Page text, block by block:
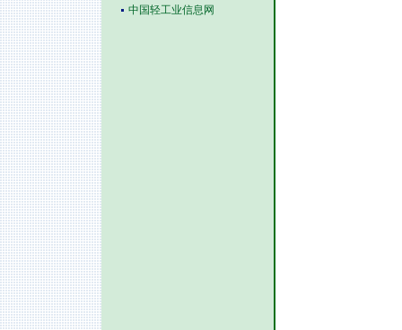
中国轻工业信息网